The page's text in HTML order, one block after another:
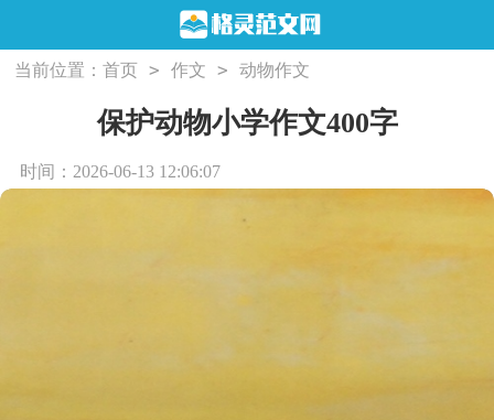
当前位置：首页 > 作文 > 动物作文
保护动物小学作文400字
时间：2026-06-13 12:06:07